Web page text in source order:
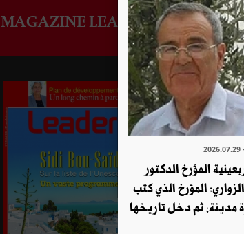
MAGAZINE LEADERS
-
المؤرخ الدكتور
المؤرخ الذي كتب
مدينة، ثم دخل تاريخها